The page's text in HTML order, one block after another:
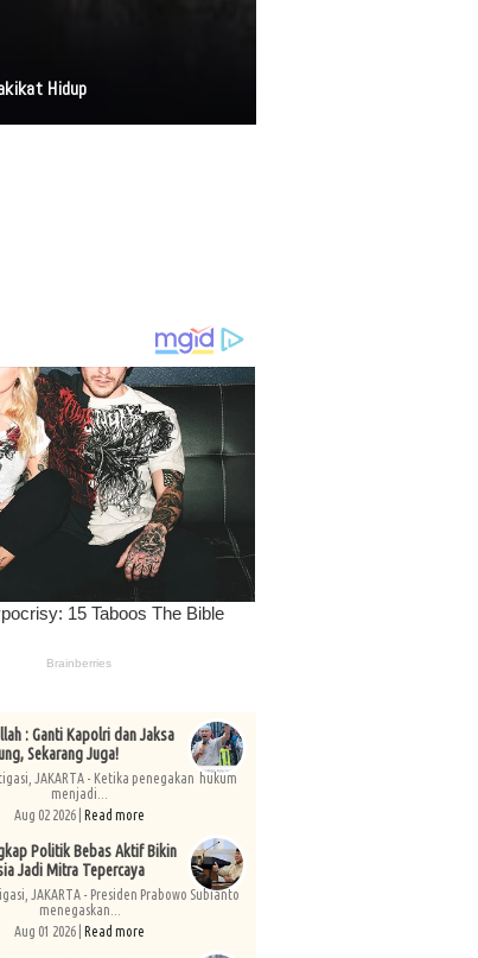
Hidup
: Ganti Kapolri dan Jaksa
Sekarang Juga!
JAKARTA - Ketika penegakan hukum
menjadi...
Aug 02 2026 | Read more
Politik Bebas Aktif Bikin
Jadi Mitra Tepercaya
JAKARTA - Presiden Prabowo Subianto
menegaskan...
Aug 01 2026 | Read more